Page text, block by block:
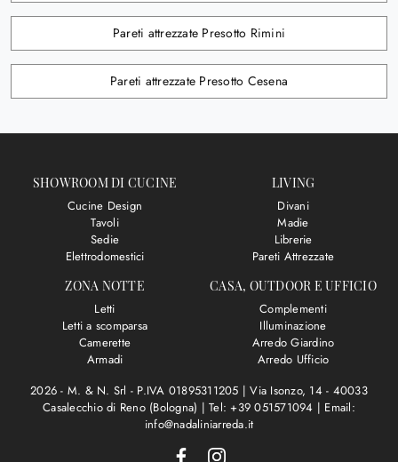
Pareti attrezzate Presotto Rimini
Pareti attrezzate Presotto Cesena
SHOWROOM DI CUCINE
Cucine Design
Tavoli
Sedie
Elettrodomestici
LIVING
Divani
Madie
Librerie
Pareti Attrezzate
ZONA NOTTE
Letti
Letti a scomparsa
Camerette
Armadi
CASA, OUTDOOR E UFFICIO
Complementi
Illuminazione
Arredo Giardino
Arredo Ufficio
2026 - M. & N. Srl - P.IVA 01895311205 |Via Isonzo, 14 - 40033
Casalecchio di Reno (Bologna) |Tel: +39 051571094 | Email:
info@nadaliniarreda.it